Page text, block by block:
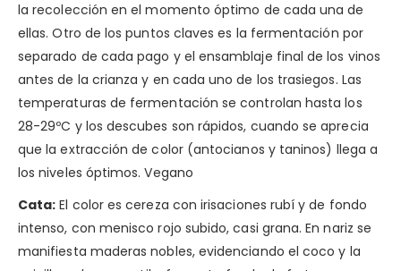
la recolección en el momento óptimo de cada una de
ellas. Otro de los puntos claves es la fermentación por
separado de cada pago y el ensamblaje final de los vinos
antes de la crianza y en cada uno de los trasiegos. Las
temperaturas de fermentación se controlan hasta los
28-29ºC y los descubes son rápidos, cuando se aprecia
que la extracción de color (antocianos y taninos) llega a
los niveles óptimos. Vegano
Cata: El color es cereza con irisaciones rubí y de fondo
intenso, con menisco rojo subido, casi grana. En nariz se
manifiesta maderas nobles, evidenciando el coco y la